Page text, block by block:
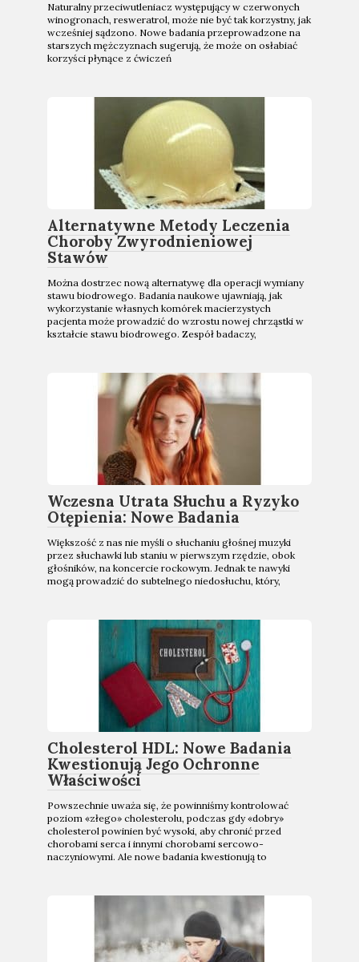
Naturalny przeciwutleniacz występujący w czerwonych
winogronach, resweratrol, może nie być tak korzystny, jak
wcześniej sądzono. Nowe badania przeprowadzone na
starszych mężczyznach sugerują, że może on osłabiać
korzyści płynące z ćwiczeń
Alternatywne Metody Leczenia
Choroby Zwyrodnieniowej
Stawów
Można dostrzec nową alternatywę dla operacji wymiany
stawu biodrowego. Badania naukowe ujawniają, jak
wykorzystanie własnych komórek macierzystych
pacjenta może prowadzić do wzrostu nowej chrząstki w
kształcie stawu biodrowego. Zespół badaczy,
Wczesna Utrata Słuchu a Ryzyko
Otępienia: Nowe Badania
Większość z nas nie myśli o słuchaniu głośnej muzyki
przez słuchawki lub staniu w pierwszym rzędzie, obok
głośników, na koncercie rockowym. Jednak te nawyki
mogą prowadzić do subtelnego niedosłuchu, który,
Cholesterol HDL: Nowe Badania
Kwestionują Jego Ochronne
Właściwości
Powszechnie uważa się, że powinniśmy kontrolować
poziom «złego» cholesterolu, podczas gdy «dobry»
cholesterol powinien być wysoki, aby chronić przed
chorobami serca i innymi chorobami sercowo-
naczyniowymi. Ale nowe badania kwestionują to